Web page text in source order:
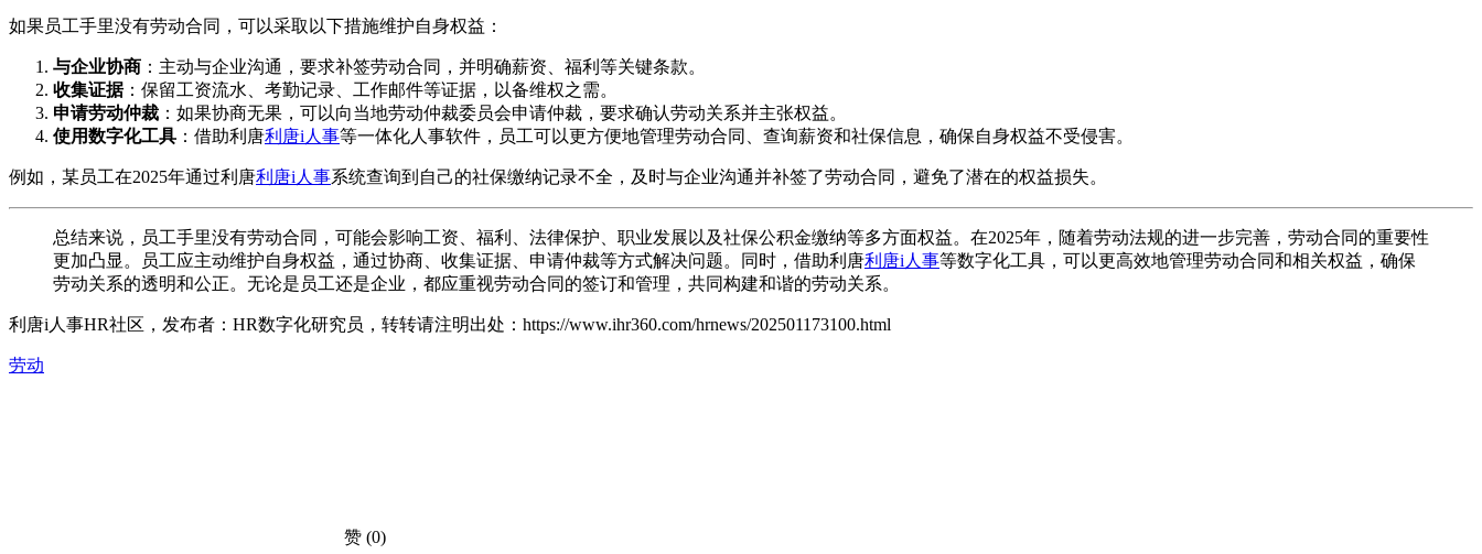
如果员工手里没有劳动合同，可以采取以下措施维护自身权益：
与企业协商 ：主动与企业沟通，要求补签劳动合同，并明确薪资、福利等关键条款。
收集证据：保留工资流水、考勤记录、工作邮件等证据，以备维权之需。
申请劳动仲裁 ：如果协商无果，可以向当地劳动仲裁委员会申请仲裁，要求确认劳动关系并主张权益。
使用数字化工具 ：借助利唐利唐i人事等一体化人事软件，员工可以更方便地管理劳动合同、查询薪资和社保信息，确保自身权益不受侵害。
例如，某员工在2025年通过利唐利唐i人事系统查询到自己的社保缴纳记录不全，及时与企业沟通并补签了劳动合同，避免了潜在的权益损失。
总结来说，员工手里没有劳动合同，可能会影响工资、福利、法律保护、职业发展以及社保公积金缴纳等多方面权益。在2025年，随着劳动法规的进一步完善，劳动合同的重要性
更加凸显。员工应主动维护自身权益，通过协商、收集证据、申请仲裁等方式解决问题。同时，借助利唐利唐i人事等数字化工具，可以更高效地管理劳动合同和相关权益，确保
劳动关系的透明和公正。无论是员工还是企业，都应重视劳动合同的签订和管理，共同构建和谐的劳动关系。
利唐i人事HR社区，发布者：HR数字化研究员，转转请注明出处： https://www.ihr360.com/hrnews/202501173100.html
劳动
赞 (0)